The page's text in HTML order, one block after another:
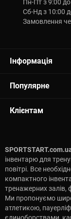
Пн-Пт з 9:00
Сб-Нд з 10:00
Замовлення
Інформація
Популярне
Клієнтам
інвентарю для
повітрі. Все
компактного
тренажерних залів,
Ми пропонуємо
атлетикою,